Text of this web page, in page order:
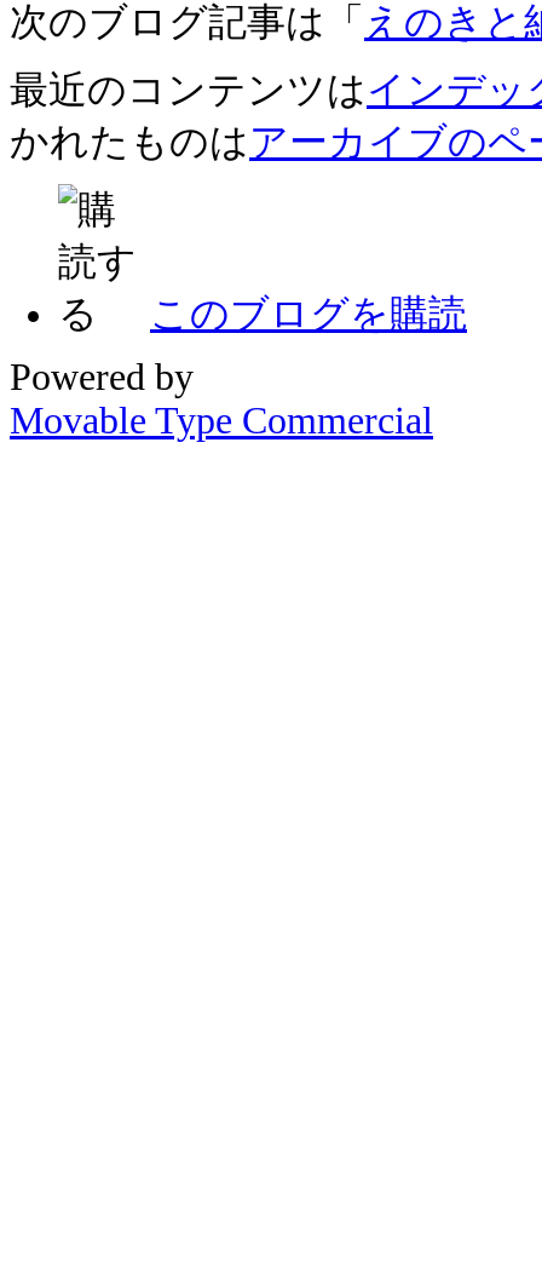
次のブログ記事は「 えのきと
最近のコンテンツはインデッ
かれたものはアーカイブのペ
このブログを購読
Powered by
Movable Type Commercial